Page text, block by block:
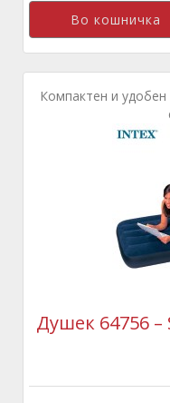
Компактен и
Душек 64756 –